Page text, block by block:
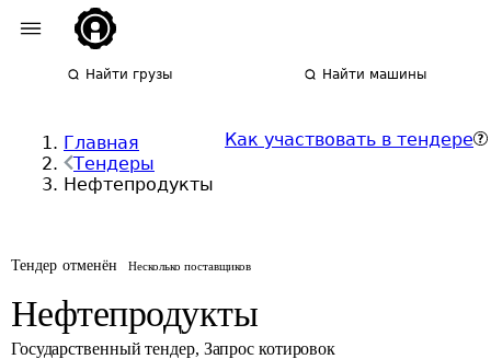
Найти грузы Найти машины
Главная
Тендеры
Нефтепродукты
Как участвовать в тендере
Тендер отменён Несколько поставщиков
Нефтепродукты
Государственный тендер, Запрос котировок